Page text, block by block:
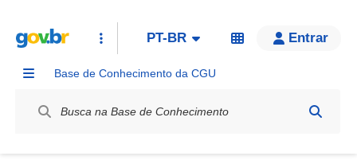
PT-BR Entrar
Base de Conhecimento da CGU